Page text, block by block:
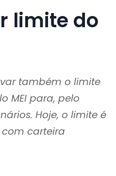
limite do
também o limite
MEI para, pelo
Hoje, o limite é
carteira